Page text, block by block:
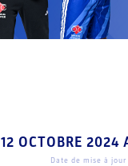
12 OCTOBRE 2024
Date de mise à jour